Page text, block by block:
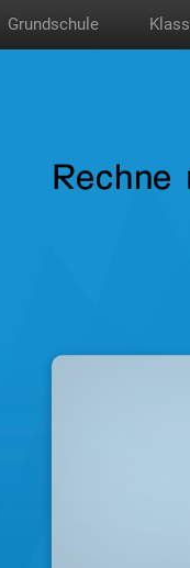
Grundschule
Rechne